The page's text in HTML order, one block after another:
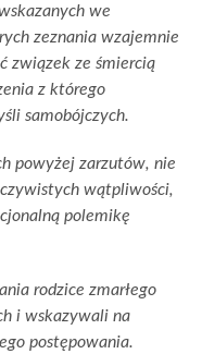
we
zeznania wzajemnie
związek ze śmiercią
z którego
samobójczych.
powyżej zarzutów, nie
wątpliwości,
polemikę
rodzice zmarłego
i wskazywali na
postępowania.